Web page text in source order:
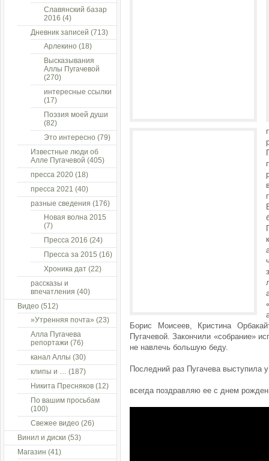
Борис Моисеев, Кристина
Пугачевой. Закончили «собрание»
не навлечь большую беду.
Последний раз Пугачева выступила
всегда поздравляю ее с днем
Славянский базар
2016 (4)
Дневник записей (713)
Арлекино (18)
Высказывания
Аллы Пугачевой
(270)
интересные ссылки
(17)
Поэзия моей души
(82)
Это интересно (79)
Известные люди об
Алле Пугачевой (405)
пресса 2020 (18)
пресса 2021 (40)
разные сведения (176)
Новая волна 2015
(7)
Пресса 2016 (24)
Пресса за 2015 (16)
Хроника дат (22)
рассказы и
впечатления (40)
Видео (512)
»Утренняя почта» (23)
Алла Пугачева
репортажи (76)
канал Аллы (30)
клипы и … (187)
Никита Пресняков (12)
По вашим просьбам
(100)
Свежее видео (26)
Винил и диски (53)
Магазин (41)